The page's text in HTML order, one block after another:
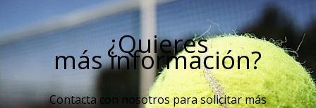
¿Quieres
más información?
Contacta con nosotros para solicitar más